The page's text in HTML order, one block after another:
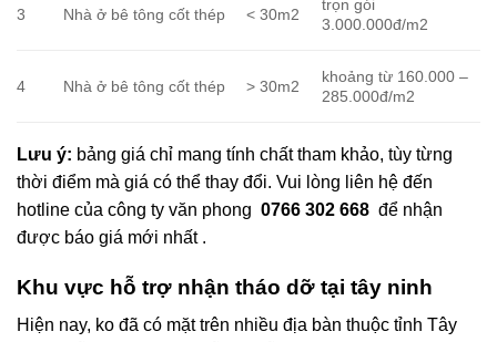
3 Nhà ở bê tông cốt thép < 30m2
trọn gói
3.000.000đ/m2
4 Nhà ở bê tông cốt thép > 30m2
khoảng từ 160.000 –
285.000đ/m2
Lưu ý: bảng giá chỉ mang tính chất tham khảo, tùy từng
thời điểm mà giá có thể thay đổi. Vui lòng liên hệ đến
hotline của công ty văn phong 0766 302 668 để nhận
được báo giá mới nhất .
Khu vực hỗ trợ nhận tháo dỡ tại tây ninh
Hiện nay, ko đã có mặt trên nhiều địa bàn thuộc tỉnh Tây